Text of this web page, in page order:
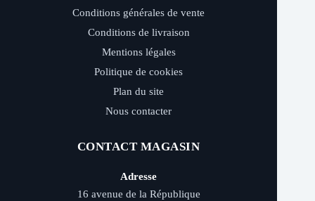
Conditions générales de vente
Conditions de livraison
Mentions légales
Politique de cookies
Plan du site
Nous contacter
CONTACT MAGASIN
Adresse
16 avenue de la République